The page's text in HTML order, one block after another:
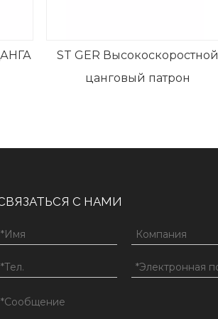
ST GER Высокоскоростной
цанговый патрон
С НАМИ